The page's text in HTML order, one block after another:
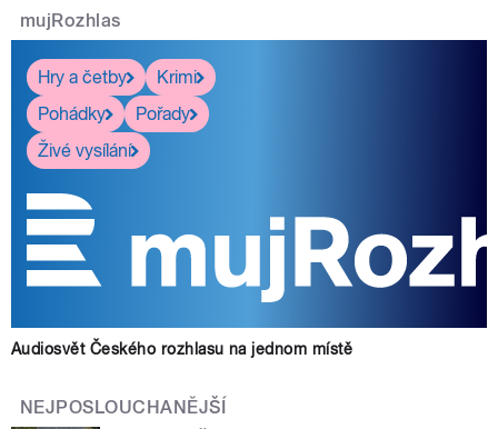
mujRozhlas
Hry a četby
Krimi
Pohádky
Pořady
Živé vysílání
Audiosvět Českého rozhlasu na jednom místě
NEJPOSLOUCHANĚJŠÍ